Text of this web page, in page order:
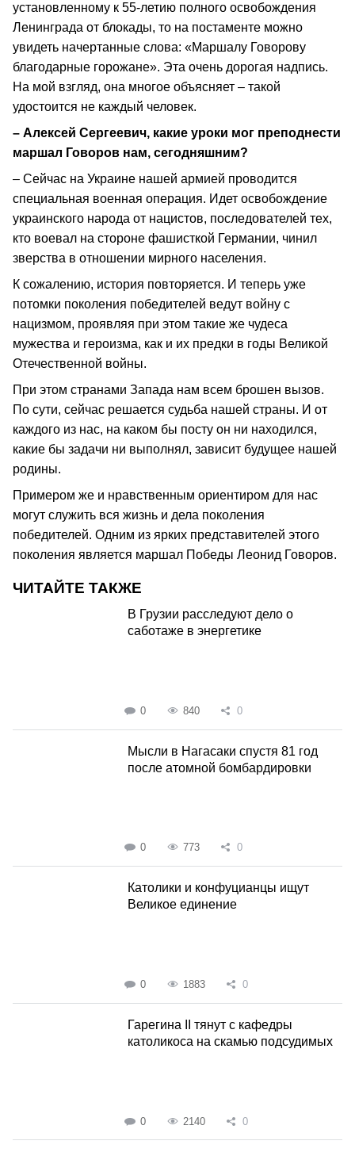
установленному к 55-летию полного освобождения
Ленинграда от блокады, то на постаменте можно
увидеть начертанные слова: «Маршалу Говорову
благодарные горожане». Эта очень дорогая надпись.
На мой взгляд, она многое объясняет – такой
удостоится не каждый человек.
– Алексей Сергеевич, какие уроки мог преподнести
маршал Говоров нам, сегодняшним?
– Сейчас на Украине нашей армией проводится
специальная военная операция. Идет освобождение
украинского народа от нацистов, последователей тех,
кто воевал на стороне фашисткой Германии, чинил
зверства в отношении мирного населения.
К сожалению, история повторяется. И теперь уже
потомки поколения победителей ведут войну с
нацизмом, проявляя при этом такие же чудеса
мужества и героизма, как и их предки в годы Великой
Отечественной войны.
При этом странами Запада нам всем брошен вызов.
По сути, сейчас решается судьба нашей страны. И от
каждого из нас, на каком бы посту он ни находился,
какие бы задачи ни выполнял, зависит будущее нашей
родины.
Примером же и нравственным ориентиром для нас
могут служить вся жизнь и дела поколения
победителей. Одним из ярких представителей этого
поколения является маршал Победы Леонид Говоров.
ЧИТАЙТЕ ТАКЖЕ
В Грузии расследуют дело о
саботаже в энергетике
0 840 0
Мысли в Нагасаки спустя 81 год
после атомной бомбардировки
0 773 0
Католики и конфуцианцы ищут
Великое единение
0 1883 0
Гарегина II тянут с кафедры
католикоса на скамью подсудимых
0 2140 0